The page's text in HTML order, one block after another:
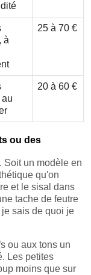
à
25 à 70 €
20 à 60 €
ou des
Soit un modèle en
qu'on
et le sisal dans
tache de feutre
sais de quoi je
ou aux tons un
Les petites
moins que sur